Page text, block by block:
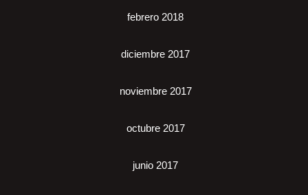
febrero 2018
diciembre 2017
noviembre 2017
octubre 2017
junio 2017